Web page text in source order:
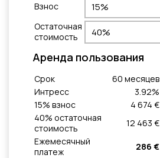
Взнос
Остаточная
стоимость
Aренда пользования
Cрок 60 месяцeв
Интресс
3.92%
15% взнос
4 674 €
40% остаточная
стоимость
12 463 €
Ежемесячный
платеж
286 €